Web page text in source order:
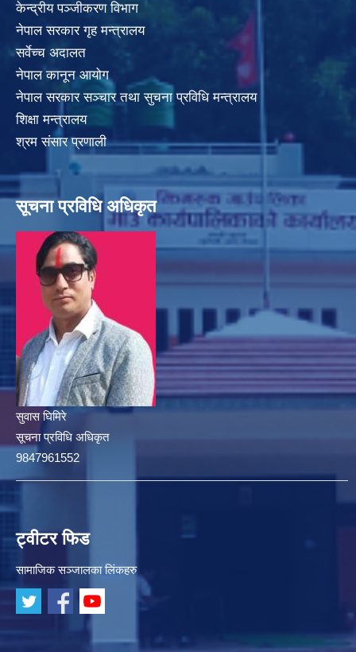
केन्द्रीय पञ्जीकरण विभाग
नेपाल सरकार गृह मन्त्रालय
सर्वेच्च अदालत
नेपाल कानून आयोग
नेपाल सरकार सञ्चार तथा सुचना प्रविधि मन्त्रालय
शिक्षा मन्त्रालय
श्रम संसार प्रणाली
सूचना प्रविधि अधिकृत
सुवास घिमिरे
सूचना प्रविधि अधिकृत
9847961552
ट्वीटर फिड
सामाजिक सञ्जालका लिंकहरु